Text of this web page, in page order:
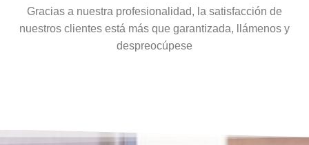
Gracias a nuestra profesionalidad, la satisfacción de
nuestros clientes está más que garantizada, llámenos y
despreocúpese